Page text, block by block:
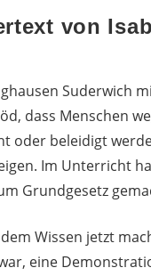
von
Suderwich
dass Menschen
oder beleidigt
Im Unterricht
Grundgesetz
Wissen jetzt
eine